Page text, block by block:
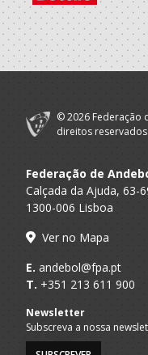
A.A. Braga
Centro
Recreativo
Centro
A.A. Braga
Centro
Recreativo
Fermentoes
Centro
Fermentoes
2018/19
CLUBE
© 2026 Federação
direitos reservados.
Federação de
Calçada da Ajuda, 63-
1300-006 Lisboa
Ver no Mapa
E. andebol@fpa.pt
T. +351 213 611 900
Newsletter
Subscreva a nossa